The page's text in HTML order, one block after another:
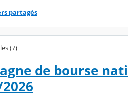
partagés
(7)
de bourse